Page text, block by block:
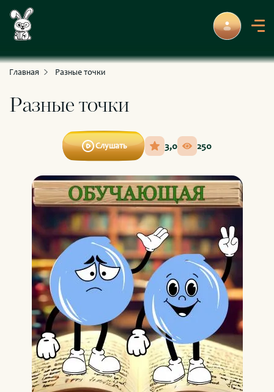
Для умных и любознательных
Главная Разные точки
Разные точки
Слушать 3,0 250